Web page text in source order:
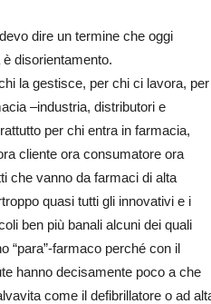
dire un termine che oggi
disorientamento.
la gestisce, per chi ci lavora, per
–industria, distributori e
per chi entra in farmacia,
cliente ora consumatore ora
che vanno da farmaci di alta
quasi tutti gli innovativi e i
ben più banali alcuni dei quali
“para”-farmaco perché con il
hanno decisamente poco a che
come il defibrillatore o ad